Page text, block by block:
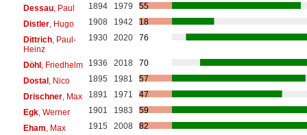
Dessau, Paul 1894 1979
55
Distler, Hugo 1908 1942
18
Dittrich, Paul-
Heinz
1930 2020 76
Döhl, Friedhelm 1936 2018
70
Dostal, Nico 1895 1981
57
Drischner, Max 1891 1971
47
Egk, Werner 1901 1983
59
Eham , Max 1915 2008
82